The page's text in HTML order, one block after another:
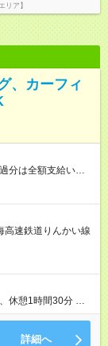
ア】
、カーフィ
分は全額支給いたし
業時間 26時間／月
給与は定額残業手当
します。 【試
月 雇用形態、給与
高速鉄道りんかい線
休憩1時間30分 ◎お
ずつの休憩がありま
詳細へ